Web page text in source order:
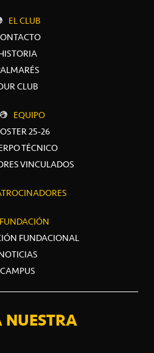
EL CLUB
CLUB
EQUIPO
25-26
TÉCNICO
VINCULADOS
FUNDACIÓN
FUNDACIONAL
CAMPUS
NUESTRA